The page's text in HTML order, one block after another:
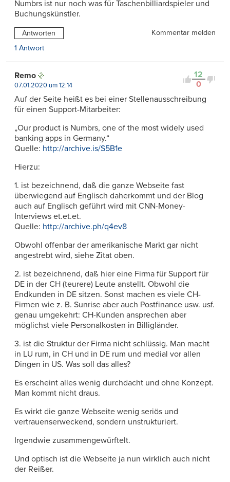
Numbrs ist nur noch was für Taschenbilliardspieler und
Buchungskünstler.
Antworten
Kommentar melden
1 Antwort
12
0
Remo
07.01.2020 um 12:14
Auf der Seite heißt es bei einer Stellenausschreibung
für einen Support-Mitarbeiter:
„Our product is Numbrs, one of the most widely used
banking apps in Germany.“
Quelle: http://archive.is/S5B1e
Hierzu:
1. ist bezeichnend, daß die ganze Webseite fast
überwiegend auf Englisch daherkommt und der Blog
auch auf Englisch geführt wird mit CNN-Money-
Interviews et.et.et.
Quelle: http://archive.ph/q4ev8
Obwohl offenbar der amerikanische Markt gar nicht
angestrebt wird, siehe Zitat oben.
2. ist bezeichnend, daß hier eine Firma für Support für
DE in der CH (teurere) Leute anstellt. Obwohl die
Endkunden in DE sitzen. Sonst machen es viele CH-
Firmen wie z. B. Sunrise aber auch Postfinance usw. usf.
genau umgekehrt: CH-Kunden ansprechen aber
möglichst viele Personalkosten in Billigländer.
3. ist die Struktur der Firma nicht schlüssig. Man macht
in LU rum, in CH und in DE rum und medial vor allen
Dingen in US. Was soll das alles?
Es erscheint alles wenig durchdacht und ohne Konzept.
Man kommt nicht draus.
Es wirkt die ganze Webseite wenig seriös und
vertrauenserweckend, sondern unstrukturiert.
Irgendwie zusammengewürftelt.
Und optisch ist die Webseite ja nun wirklich auch nicht
der Reißer.